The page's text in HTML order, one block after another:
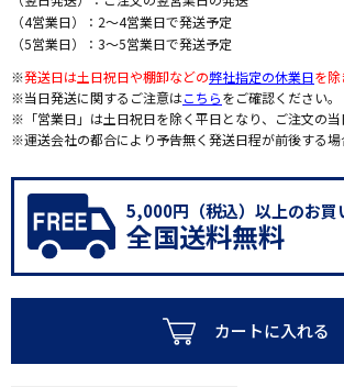
（4営業日）：2～4営業日で発送予定
（5営業日）：3～5営業日で発送予定
※発送日は土日祝日や棚卸などの弊社指定の休業日を除
※当日発送に関するご注意はこちらをご確認ください。
※「営業日」は土日祝日を除く平日となり、ご注文の当
※運送会社の都合により予告無く発送日程が前後する場
5,000円（税込）以上のお買
全国送料無料
カートに入れる